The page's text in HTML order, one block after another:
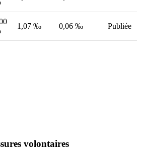
1,07 ‰ 0,06 ‰ Publiée
volontaires